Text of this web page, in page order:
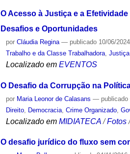
O Acesso à Justiça e a
Desafios e Oportunidades
porCláudia Regina — publicado 10/06/
Trabalho e da Classe Trabalhadora ,Justiça
Localizado em EVENTOS
O Desafio da Corrupção na
por Maria Leonor de Calasans — publicado
Direito Democracia ,Crime Organizado ,
Localizado em MIDIATECA /Fotos
O desafio jurídico do fluxo sem